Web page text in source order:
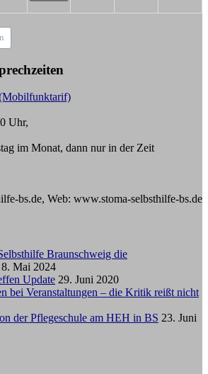
Uhr,
im Monat, dann nur in der Zeit
bs.de, Web: www.stoma-selbsthilfe-bs.de
Braunschweig die
8. Mai 2024
Update 29. Juni 2020
bei Veranstaltungen – die Kritik reißt nicht
der Pflegeschule am HEH in BS 23. Juni